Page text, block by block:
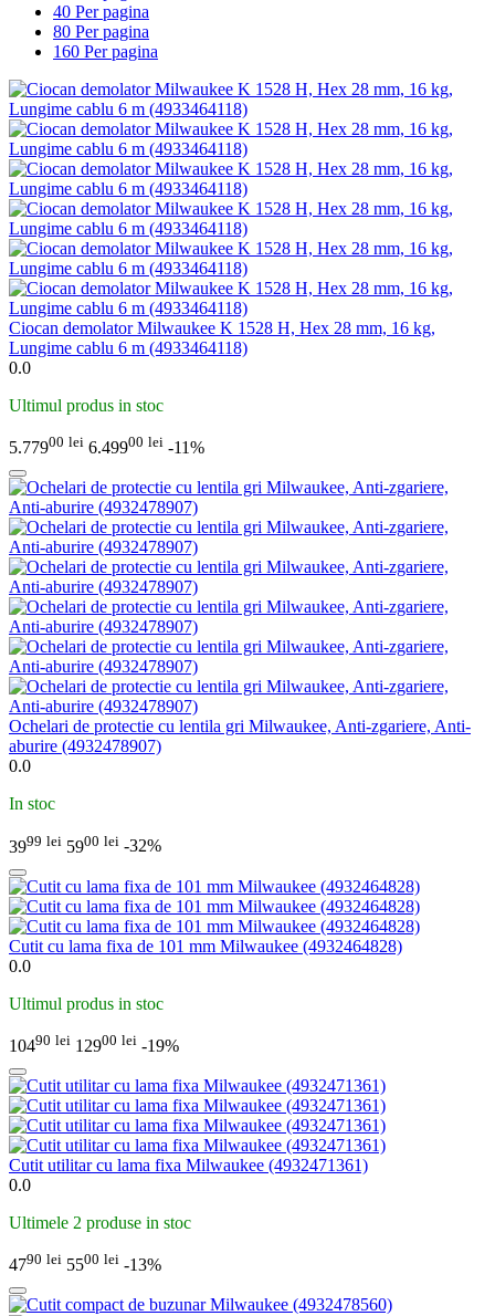
40 Per pagina
80 Per pagina
160 Per pagina
Ciocan demolator Milwaukee K 1528 H, Hex 28 mm, 16 kg,
Lungime cablu 6 m (4933464118)
0.0
Ultimul produs in stoc
5.77900 lei 6.49900 lei -11%
Ochelari de protectie cu lentila gri Milwaukee, Anti-zgariere, Anti-
aburire (4932478907)
0.0
In stoc
3999 lei 5900 lei -32%
Cutit cu lama fixa de 101 mm Milwaukee (4932464828)
0.0
Ultimul produs in stoc
10490 lei 12900 lei -19%
Cutit utilitar cu lama fixa Milwaukee (4932471361)
0.0
Ultimele 2 produse in stoc
4790 lei 5500 lei -13%